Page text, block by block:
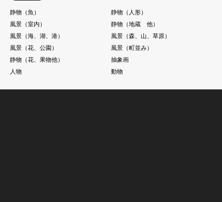
静物（魚）
静物（人形）
風景（室内）
静物（地蔵 他）
風景（海、湖、港）
風景（森、山、草原）
風景（花、公園）
風景（町並み）
静物（花、果物他）
抽象画
人物
動物